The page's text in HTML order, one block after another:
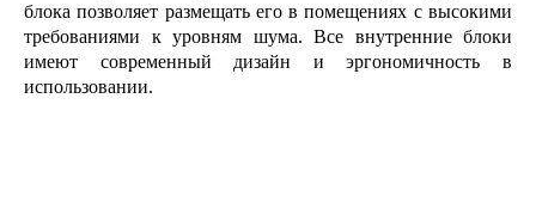
блока позволяет размещать его в помещениях с высокими
требованиями к уровням шума. Все внутренние блоки
имеют современный дизайн и эргономичность в
использовании.